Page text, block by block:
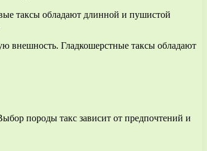
таксы обладают длинной и пушистой
внешность. Гладкошерстные таксы обладают
породы такс зависит от предпочтений и